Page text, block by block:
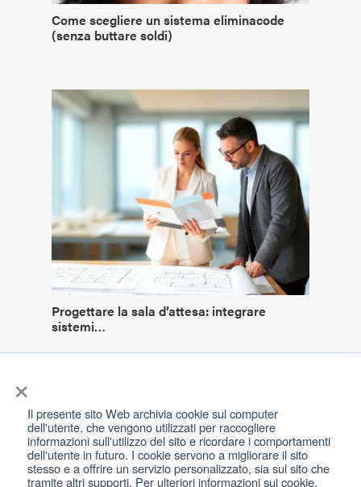
×
Il presente sito Web archivia cookie sul computer
dell'utente, che vengono utilizzati per raccogliere
informazioni sull'utilizzo del sito e ricordare i comportamenti
dell'utente in futuro. I cookie servono a migliorare il sito
stesso e a offrire un servizio personalizzato, sia sul sito che
tramite altri supporti. Per ulteriori informazioni sui cookie,
Come scegliere un sistema eliminacode
(senza buttare soldi)
Progettare la sala d’attesa: integrare
sistemi…
Kiosk © , tutti i diritti riservati.